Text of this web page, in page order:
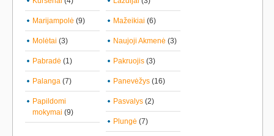
Marijampolė (9) Mažeikiai (6)
Molėtai (3) Naujoji Akmenė (3)
Pabradė (1) Pakruojis (3)
Palanga (7) Panevėžys (16)
Papildomi
mokymai (9)
Pasvalys (2)
Plungė (7)